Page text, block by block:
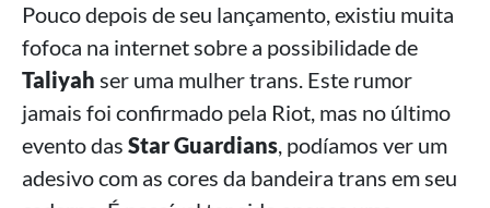
Pouco depois de seu lançamento, existiu muita
fofoca na internet sobre a possibilidade de
Taliyah ser uma mulher trans. Este rumor
jamais foi confirmado pela Riot, mas no último
evento das Star Guardians, podíamos ver um
adesivo com as cores da bandeira trans em seu